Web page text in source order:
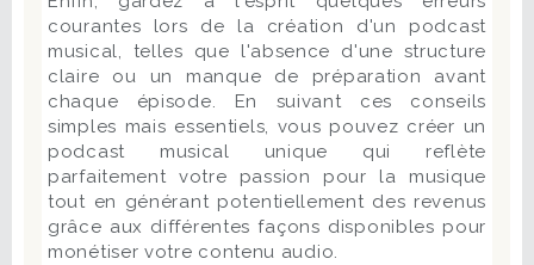
courantes lors de la création d'un podcast
musical, telles que l'absence d'une structure
claire ou un manque de préparation avant
chaque épisode. En suivant ces conseils
simples mais essentiels, vous pouvez créer un
podcast musical unique qui reflète
parfaitement votre passion pour la musique
tout en générant potentiellement des revenus
grâce aux différentes façons disponibles pour
monétiser votre contenu audio.